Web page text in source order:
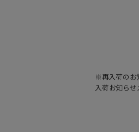
※再入荷のお
入荷お知ら